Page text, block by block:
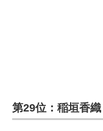
第29位：稲垣香織